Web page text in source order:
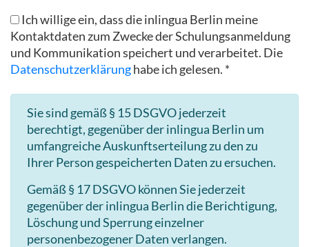
Ich willige ein, dass die inlingua Berlin meine
Kontaktdaten zum Zwecke der Schulungsanmeldung
und Kommunikation speichert und verarbeitet. Die
Datenschutzerklärunghabe ich gelesen. *
Sie sind gemäß § 15 DSGVO jederzeit
berechtigt, gegenüber der inlingua Berlin um
umfangreiche Auskunftserteilung zu den zu
Ihrer Person gespeicherten Daten zu ersuchen.
Gemäß § 17 DSGVO können Sie jederzeit
gegenüber der inlingua Berlin die Berichtigung,
Löschung und Sperrung einzelner
personenbezogener Daten verlangen.